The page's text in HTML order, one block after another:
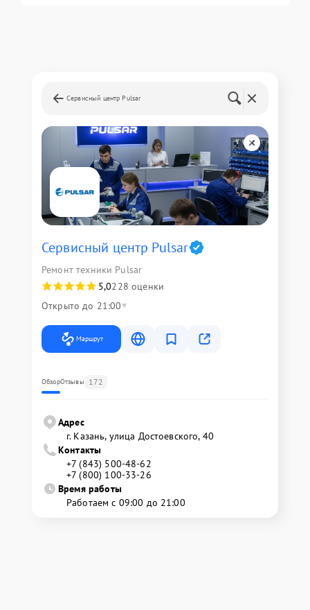
Сервисный центр Pulsar
Сервисный центр Pulsar
Ремонт техники Pulsar
5,0228 оценки
Открыто до 21:00
Маршрут
ОбзорОтзывы 172
Адрес
г. Казань, улица Достоевского, 40
Контакты
+7 (843) 500-48-62
+7 (800) 100-33-26
Время работы
Работаем с 09:00 до 21:00